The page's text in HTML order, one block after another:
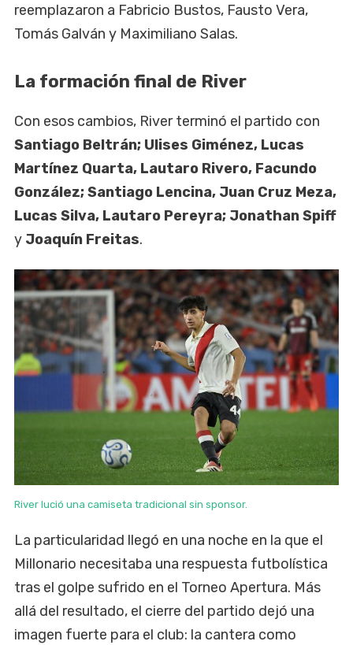
reemplazaron a Fabricio Bustos, Fausto Vera,
Tomás Galván y Maximiliano Salas.
La formación final de River
Con esos cambios, River terminó el partido con
Santiago Beltrán; Ulises Giménez, Lucas
Martínez Quarta, Lautaro Rivero, Facundo
González; Santiago Lencina, Juan Cruz Meza,
Lucas Silva, Lautaro Pereyra; Jonathan Spiff
y Joaquín Freitas.
River lució una camiseta tradicional sin sponsor.
La particularidad llegó en una noche en la que el
Millonario necesitaba una respuesta futbolística
tras el golpe sufrido en el Torneo Apertura. Más
allá del resultado, el cierre del partido dejó una
imagen fuerte para el club: la cantera como